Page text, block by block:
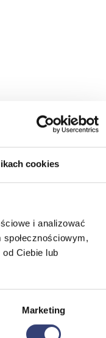
cookies
i analizować
Ciebie lub
Marketing